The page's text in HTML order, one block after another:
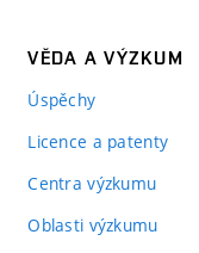
VĚDA A VÝZKUM
Úspěchy
Licence a patenty
Centra výzkumu
Oblasti výzkumu